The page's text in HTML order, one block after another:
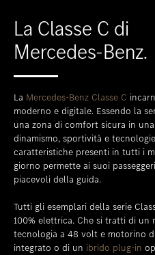
La Classe C di
Mercedes-Benz.
La Mercedes-Benz Classe C
moderno e digitale. Essendo la
una zona di comfort sicura in
dinamismo, sportività e
caratteristiche presenti in tutti i
giorno permette ai suoi
piacevoli della guida.
Tutti gli esemplari della serie
100% elettrica. Che si tratti di
tecnologia a 48 volt e motorino
integrato o di un ibrido plug-in